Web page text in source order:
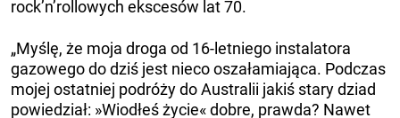
rock’n’rollowych ekscesów lat 70.
„Myślę, że moja droga od 16-letniego instalatora
gazowego do dziś jest nieco oszałamiająca. Podczas
mojej ostatniej podróży do Australii jakiś stary dziad
powiedział: »Wiodłeś życie« dobre, prawda? Nawet